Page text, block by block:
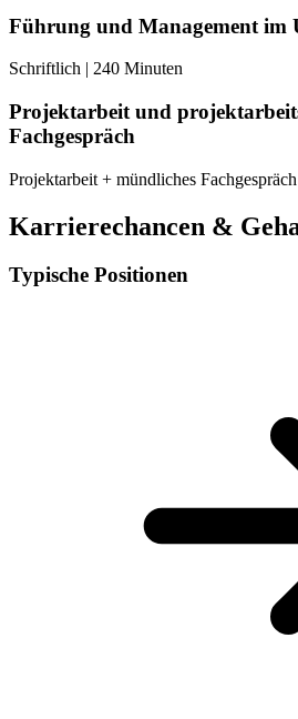
Führung und Management im
Schriftlich | 240 Minuten
Projektarbeit und
Fachgespräch
Projektarbeit + mündliches Fachgespräch
Karrierechancen &
Typische Positionen